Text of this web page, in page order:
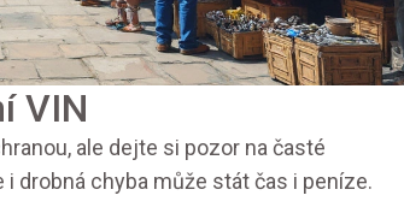
VIN
ale dejte si pozor na časté
i drobná chyba může stát čas i peníze.